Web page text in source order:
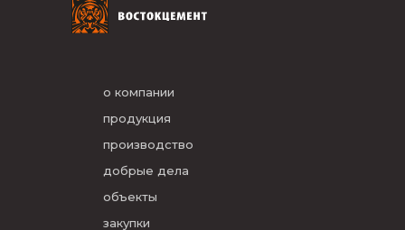
о компании
продукция
производство
добрые дела
объекты
закупки